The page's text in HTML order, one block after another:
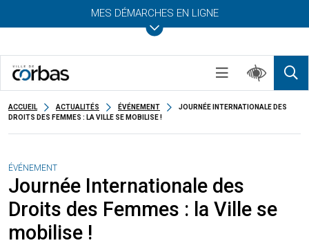
MES DÉMARCHES EN LIGNE
ACCUEIL ACTUALITÉS ÉVÉNEMENT
JOURNÉE INTERNATIONALE DES
DROITS DES FEMMES : LA VILLE SE MOBILISE !
ÉVÉNEMENT
Journée Internationale des
Droits des Femmes : la Ville se
mobilise !